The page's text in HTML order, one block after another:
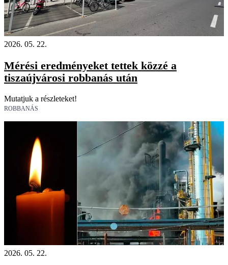
2026. 05. 22.
Mérési eredményeket tettek közzé a
tiszaújvárosi robbanás után
Mutatjuk a részleteket!
ROBBANÁS
2026. 05. 22.